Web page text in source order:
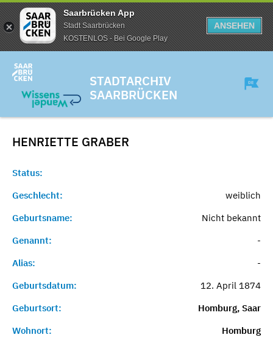
Saarbrücken App
Stadt Saarbrücken
KOSTENLOS - Bei Google Play
ANSEHEN
STADTARCHIV
SAARBRÜCKEN
HENRIETTE GRABER
Status:
Geschlecht:
weiblich
Geburtsname:
Nicht bekannt
Genannt:
-
Alias:
-
Geburtsdatum:
12. April 1874
Geburtsort:
Homburg, Saar
Wohnort:
Homburg